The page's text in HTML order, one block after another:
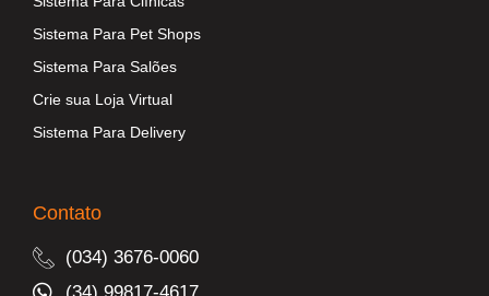
Sistema Para Pet Shops
Sistema Para Salões
Crie sua Loja Virtual
Sistema Para Delivery
Contato
(034) 3676-0060